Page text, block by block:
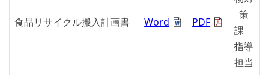
食品リサイクル搬入計画書 Word PDF
策
課
指導
担当